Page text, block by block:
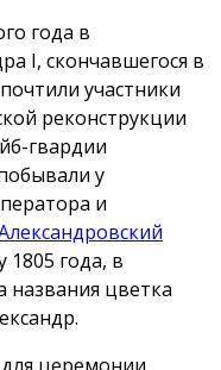
года в
I, скончавшегося в
участники
реконструкции
гвардии
у
и
1805 года, в
названия цветка